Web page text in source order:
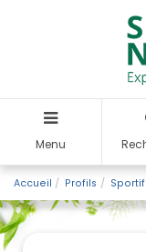
Menu
Accueil Profils